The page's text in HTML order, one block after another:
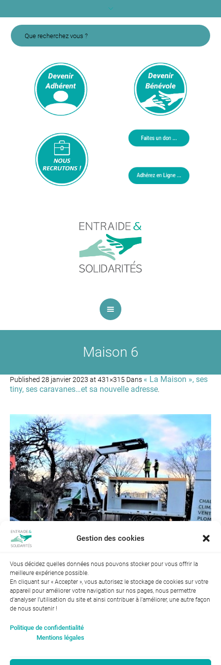
Gestion des cookies
Vous décidez quelles données nous pouvons stocker pour vous offrir la
meilleure expérience possible.
En cliquant sur « Accepter », vous autorisez le stockage de cookies sur votre
appareil pour améliorer votre navigation sur nos pages, nous permettre
d'analyser l’utilisation du site et ainsi contribuer à l'améliorer, une autre façon
de nous soutenir !
Politique de confidentialité
Mentions légales
Maison 6
Published 28 janvier 2023 at 431×315 Dans « La Maison », ses
tiny, ses caravanes…et sa nouvelle adresse
← Précédent
femmes : 94